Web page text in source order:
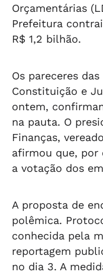
Orçamentárias
Prefeitura
R$ 1,2 bilhão.
Os pareceres
Constituição e
ontem,
na pauta. O
Finanças,
afirmou que, por
a votação dos
A proposta de
polêmica.
conhecida pela
reportagem
no dia 3. A